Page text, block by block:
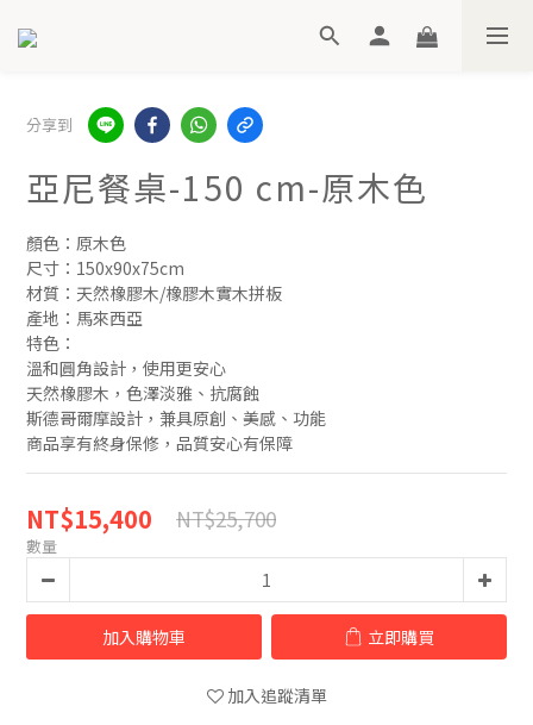
分享到
亞尼餐桌-150 cm-原木色
顏色：原木色
尺寸：150x90x75cm
材質：天然橡膠木/橡膠木實木拼板
產地：馬來西亞
特色：
溫和圓角設計，使用更安心
天然橡膠木，色澤淡雅、抗腐蝕
斯德哥爾摩設計，兼具原創、美感、功能
商品享有終身保修，品質安心有保障
NT$15,400 NT$25,700
數量
加入購物車 立即購買
加入追蹤清單